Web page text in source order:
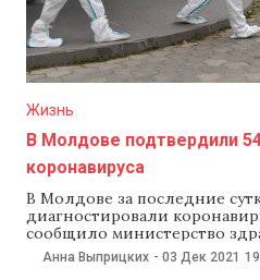
Жизнь
В Молдове подтвердили
коронавируса
В Молдове за последние
диагностировали
сообщило министерство
образом, число
365 713 человек. Как
Анна Выприцких - 03 Дек 2021